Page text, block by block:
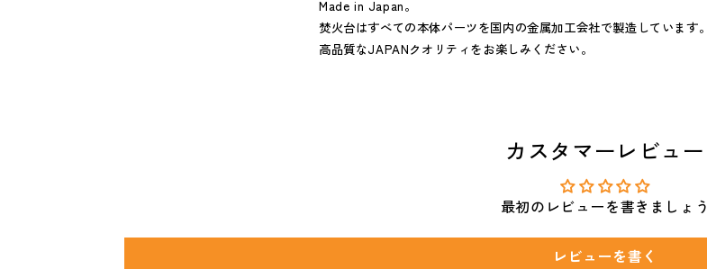
Made in Japan。
焚火台はすべての本体パーツを国内の金属加工会社で製造しています。
高品質なJAPANクオリティをお楽しみください。
カスタマーレビュー
最初のレビューを書きましょう
レビューを書く